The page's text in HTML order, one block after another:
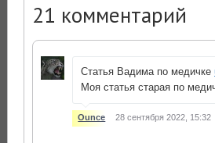
21 комментарий
Статья Вадима по медичке
Моя статья старая по
Ounce 28 сентября 2022, 15:32